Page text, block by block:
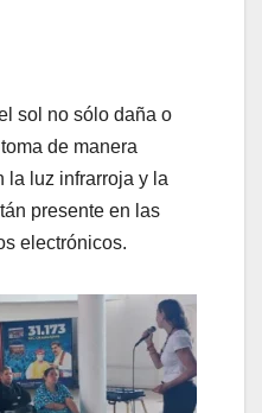
sol no sólo daña o
de manera
la luz infrarroja y la
presente en las
electrónicos.